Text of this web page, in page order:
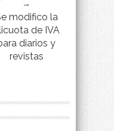
→
modifico la
de IVA
diarios y
revistas